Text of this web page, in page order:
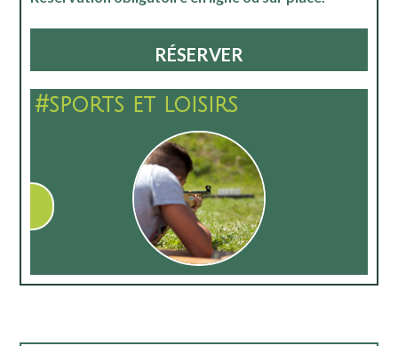
#sports et loisirs
RÉSERVER